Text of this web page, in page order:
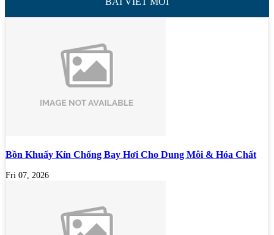
Bồn Khuấy Kín Chống Bay Hơi Cho Dung Môi & Hóa Chất
Fri 07, 2026